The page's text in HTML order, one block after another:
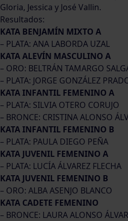
Gloria, Jessica y José Vallin.
Resultados:
KATA BENJAMÍN MIXTO A
– PLATA: ANA LABORDA UZAL
KATA ALEVÍN MASCULINO A
– ORO: BELTRÁN TAMARGO
– PLATA: JORGE GONZÁLEZ
KATA INFANTIL FEMENINO A
– PLATA: SILVIA OTERO CORUJO
– BRONCE: CRISTINA ALONSO
KATA INFANTIL FEMENINO B
– PLATA: PAULA DIEGO PEÑA
KATA JUVENIL FEMENINO A
– PLATA: LUCÍA ÁLVAREZ FLECHA
KATA JUVENIL FEMENINO B
– ORO: ALBA ASENJO BLANCO
KATA CADETE FEMENINO
– BRONCE: LAURA ALONSO